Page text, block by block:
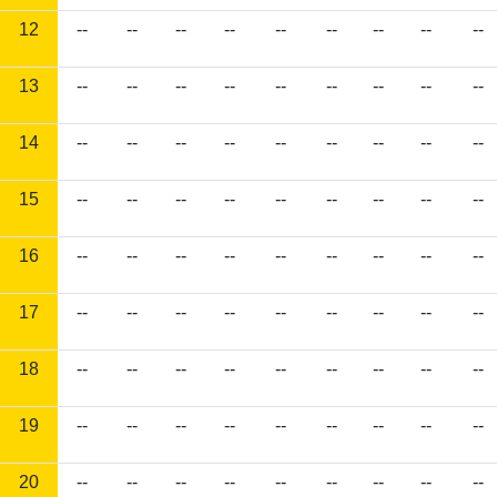
12 -- -- -- -- -- -- -- -- --
13 -- -- -- -- -- -- -- -- --
14 -- -- -- -- -- -- -- -- --
15 -- -- -- -- -- -- -- -- --
16 -- -- -- -- -- -- -- -- --
17 -- -- -- -- -- -- -- -- --
18 -- -- -- -- -- -- -- -- --
19 -- -- -- -- -- -- -- -- --
20 -- -- -- -- -- -- -- -- --